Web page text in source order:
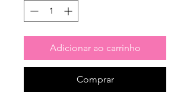
Adicionar ao carrinho
Comprar